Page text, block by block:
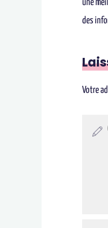
une
des
Votre